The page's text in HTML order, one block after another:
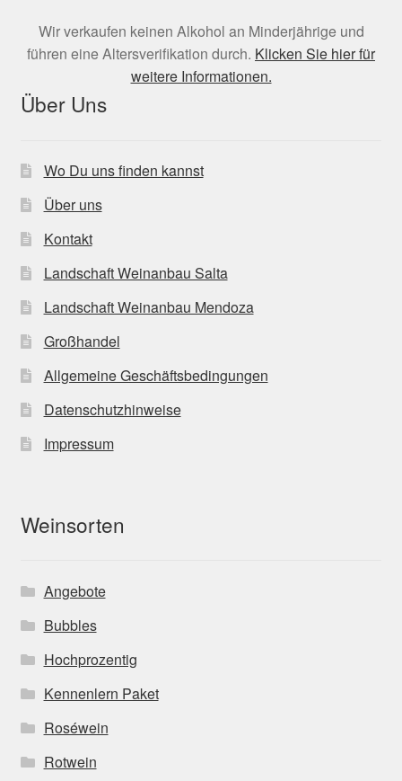
Wir verkaufen keinen Alkohol an Minderjährige und
führen eine Altersverifikation durch. Klicken Sie hier für
weitere Informationen.
Über Uns
Wo Du uns finden kannst
Über uns
Kontakt
Landschaft Weinanbau Salta
Landschaft Weinanbau Mendoza
Großhandel
Allgemeine Geschäftsbedingungen
Datenschutzhinweise
Impressum
Weinsorten
Angebote
Bubbles
Hochprozentig
Kennenlern Paket
Roséwein
Rotwein